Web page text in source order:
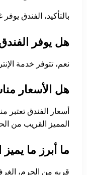
بالتأكيد، الفندق
هل يوفر
نعم، تتوفر خدمة
هل الأسعار
أسعار الفندق تعتبر
المميز القريب من
ما أبرز ما
قربه من الحرم،